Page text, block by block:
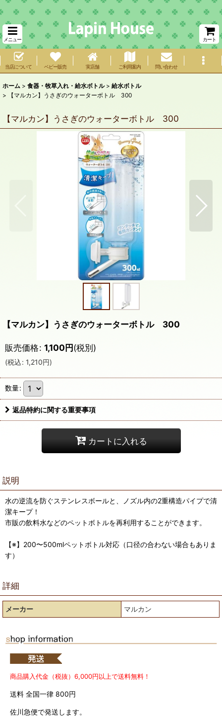
メニュー カート
当店について ベビー販売 実店舗 ご利用案内 問い合わせ
ホーム > 食器・牧草入れ・給水ボトル > 給水ボトル
>
【マルカン】うさぎのウォーターボトル 300
【マルカン】うさぎのウォーターボトル 300
【マルカン】うさぎのウォーターボトル 300
販売価格: 1,100円(税別)
(税込: 1,210円)
数量:
返品特約に関する重要事項
カートに入れる
説明
水の逆流を防ぐステンレスボールと、ノズル内の2重構造パイプで清
潔キープ！
市販の飲料水などのペットボトルを再利用することができます。
【※】200〜500mlペットボトル対応（口径の合わない場合もありま
す）
詳細
メーカー マルカン
商品購入代金（税抜）6,000円以上で送料無料！
送料 全国一律 800円
佐川急便で発送します。